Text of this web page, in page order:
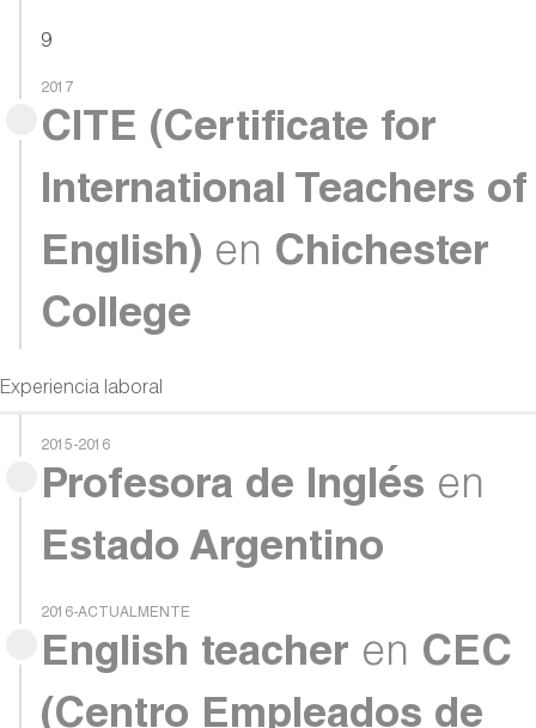
9
2017
CITE (Certificate for
International Teachers of
English) en Chichester
College
Experiencia laboral
2015-2016
Profesora de Inglés en
Estado Argentino
2016-ACTUALMENTE
English teacher en CEC
(Centro Empleados de